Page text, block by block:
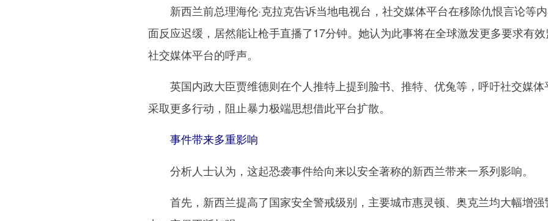
新西兰前总理海伦·克拉克告诉当地电视台，社交媒体平台在移除仇恨言论等
面反应迟缓，居然能让枪手直播了17分钟。她认为此事将在全球激发更多要求有
社交媒体平台的呼声。
英国内政大臣贾维德则在个人推特上提到脸书、推特、优兔等，呼吁社交媒体
采取更多行动，阻止暴力极端思想借此平台扩散。
事件带来多重影响
分析人士认为，这起恐袭事件给向来以安全著称的新西兰带来一系列影响。
首先，新西兰提高了国家安全警戒级别，主要城市惠灵顿、奥克兰均大幅增强